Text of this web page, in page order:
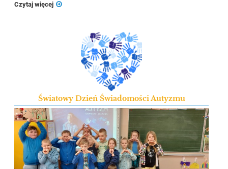
Czytaj więcej
Światowy Dzień Świadomości Autyzmu